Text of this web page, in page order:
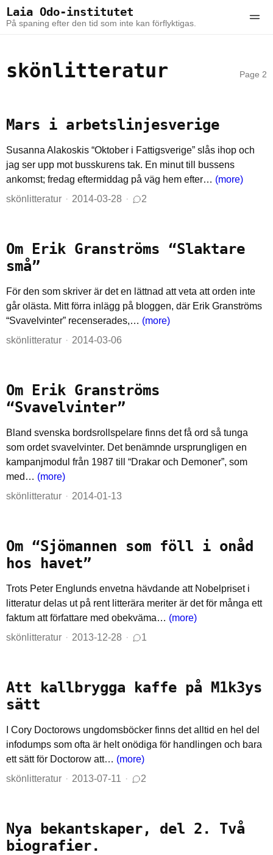
Skip to the content
Skip to the main menu
Laia Odo-institutet
På spaning efter den tid som inte kan förflyktigas.
skönlitteratur Page 2
Mars i arbetslinjesverige
Susanna Alakoskis “Oktober i Fattigsverige” slås ihop och
jag ser upp mot busskurens tak. En minut till bussens
ankomst; fredag eftermiddag på väg hem efter… (more)
skönlitteratur
2014-03-28 2
Om Erik Granströms “Slaktare
små”
För den som skriver är det en lättnad att veta att orden inte
går olästa. Mitt förra inlägg på bloggen, där Erik Granströms
“Svavelvinter” recenserades,… (more)
skönlitteratur
2014-03-06
Om Erik Granströms
“Svavelvinter”
Bland svenska bordsrollspelare finns det få ord så tunga
som ordet svavelvinter. Det benämnde ursprungligen en
kampanjmodul från 1987 till “Drakar och Demoner”, som
med… (more)
skönlitteratur
2014-01-13
Om “Sjömannen som föll i onåd
hos havet”
Trots Peter Englunds envetna hävdande att Nobelpriset i
litteratur delas ut på rent litterära meriter är det för många ett
faktum att författare med obekväma… (more)
skönlitteratur
2013-12-28 1
Att kallbrygga kaffe på M1k3ys
sätt
I Cory Doctorows ungdomsböcker finns det alltid en hel del
infodumps som ofta är helt onödiga för handlingen och bara
ett sätt för Doctorow att… (more)
skönlitteratur
2013-07-11 2
Nya bekantskaper, del 2. Två
biografier.